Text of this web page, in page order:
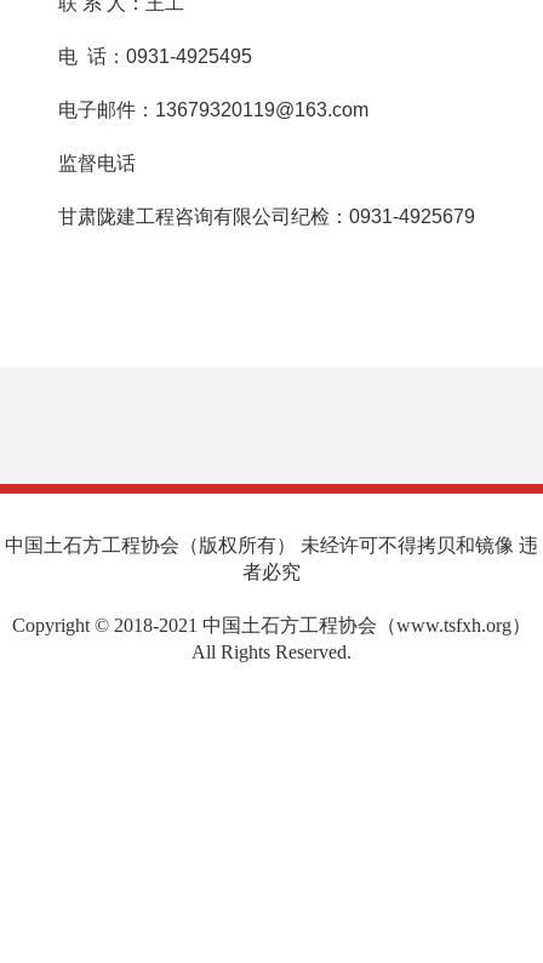
电 话：0931-4925495
电子邮件：13679320119@163.com
监督电话
甘肃陇建工程咨询有限公司纪检：0931-4925679
中国土石方工程协会（版权所有） 未经许可不得拷贝和镜像 违
者必究
Copyright © 2018-2021 中国土石方工程协会（www.tsfxh.org）
All Rights Reserved.